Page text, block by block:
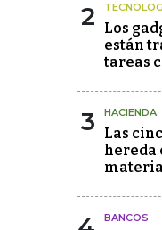
2
Los
están
tareas
3 HACIENDA
Las
hereda
BANCOS